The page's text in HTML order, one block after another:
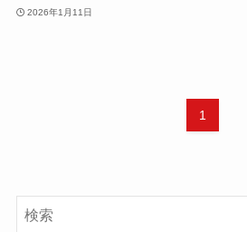
2026年1月11日
1